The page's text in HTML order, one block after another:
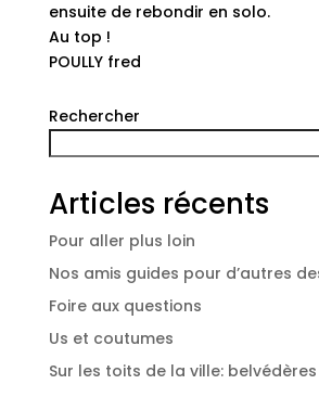
ensuite de rebondir en solo.
Au top !
POULLY fred
Rechercher
Articles récents
Pour aller plus loin
Nos amis guides pour d’autres
Foire aux questions
Us et coutumes
Sur les toits de la ville: